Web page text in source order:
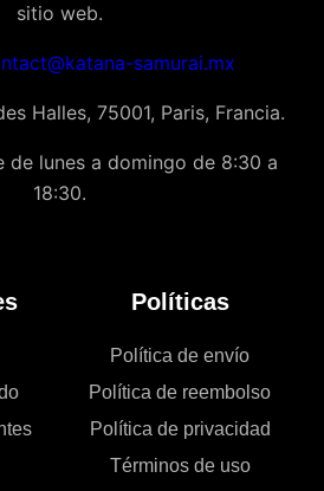
sitio web.
samurai.mx
Halles, 75001, Paris, Francia.
de lunes a domingo de 8:30 a
18:30.
Políticas
Política de envío
Política de reembolso
Política de privacidad
Términos de uso